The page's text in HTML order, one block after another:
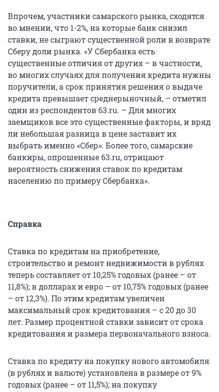
Впрочем, участники самарского рынка, сходятся
во мнении, что 1-2%, на которые банк снизил
ставки, не сыграют существенной роли в возврате
Сберу доли рынка. «У Сбербанка есть
существенные отличия от других – в частности,
во многих случаях для получения кредита нужны
поручители, а срок принятия решения о выдаче
кредита превышает среднерыночный, – отметил
один из респондентов 63.ru. – Для многих
заемщиков все это существенные факторы, и вряд
ли небольшая разница в цене заставит их
выбрать именно «Сбер». Более того, самарские
банкиры, опрошенные 63.ru, отрицают
вероятность снижения ставок по кредитам
населению по примеру Сбербанка».
Справка
Ставка по кредитам на приобретение,
строительство и ремонт недвижимости в рублях
теперь составляет от 10,25% годовых (ранее – от
11,8%); в долларах и евро – от 10,75% годовых (ранее
– от 12,3%). По этим кредитам увеличен
максимальный срок кредитования – с 20 до 30
лет. Размер процентной ставки зависит от срока
кредитования и размера первоначального взноса.
Ставка по кредиту на покупку нового автомобиля
(в рублях и валюте) установлена в размере от 9%
годовых (ранее – от 11,5%); на покупку